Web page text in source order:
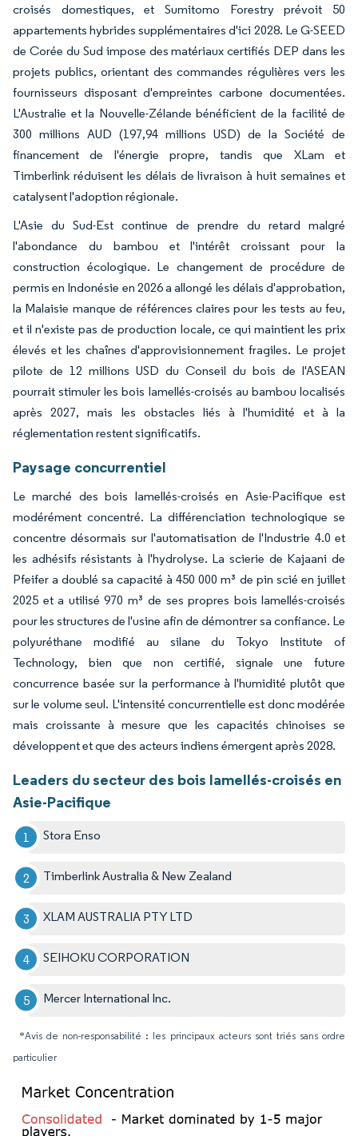
croisés domestiques, et Sumitomo Forestry prévoit 50
appartements hybrides supplémentaires d'ici 2028. Le G-SEED
de Corée du Sud impose des matériaux certifiés DEP dans les
projets publics, orientant des commandes régulières vers les
fournisseurs disposant d'empreintes carbone documentées.
L'Australie et la Nouvelle-Zélande bénéficient de la facilité de
300 millions AUD (197,94 millions USD) de la Société de
financement de l'énergie propre, tandis que XLam et
Timberlink réduisent les délais de livraison à huit semaines et
catalysent l'adoption régionale.
L'Asie du Sud-Est continue de prendre du retard malgré
l'abondance du bambou et l'intérêt croissant pour la
construction écologique. Le changement de procédure de
permis en Indonésie en 2026 a allongé les délais d'approbation,
la Malaisie manque de références claires pour les tests au feu,
et il n'existe pas de production locale, ce qui maintient les prix
élevés et les chaînes d'approvisionnement fragiles. Le projet
pilote de 12 millions USD du Conseil du bois de l'ASEAN
pourrait stimuler les bois lamellés-croisés au bambou localisés
après 2027, mais les obstacles liés à l'humidité et à la
réglementation restent significatifs.
Paysage concurrentiel
Le marché des bois lamellés-croisés en Asie-Pacifique est
modérément concentré. La différenciation technologique se
concentre désormais sur l'automatisation de l'Industrie 4.0 et
les adhésifs résistants à l'hydrolyse. La scierie de Kajaani de
Pfeifer a doublé sa capacité à 450 000 m³ de pin scié en juillet
2025 et a utilisé 970 m³ de ses propres bois lamellés-croisés
pour les structures de l'usine afin de démontrer sa confiance. Le
polyuréthane modifié au silane du Tokyo Institute of
Technology, bien que non certifié, signale une future
concurrence basée sur la performance à l'humidité plutôt que
sur le volume seul. L'intensité concurrentielle est donc modérée
mais croissante à mesure que les capacités chinoises se
développent et que des acteurs indiens émergent après 2028.
Leaders du secteur des bois lamellés-croisés en
Asie-Pacifique
Stora Enso
Timberlink Australia & New Zealand
XLAM AUSTRALIA PTY LTD
SEIHOKU CORPORATION
Mercer International Inc.
*Avis de non-responsabilité : les principaux acteurs sont triés sans ordre
particulier